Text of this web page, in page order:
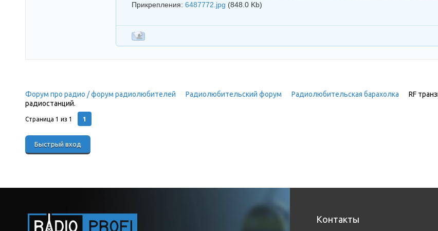
Прикрепления: 6487772.jpg (848.0 Kb)
Форум про радио / форум радиолюбителей Радиолюбительский форум Радиолюбительская барахолка
RF
радиостанций.
Страница 1 из 1 1
Контакты